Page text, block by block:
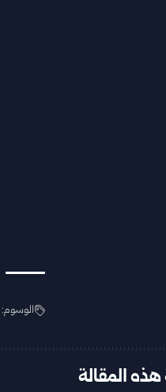
الوسوم:
المقالة